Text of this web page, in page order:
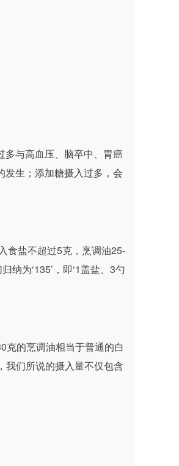
多与高血压、脑卒中、胃癌
生；添加糖摄入过多，会
食盐不超过5克，烹调油25-
纳为‘135’，即‘1盖盐、3勺
克的烹调油相当于普通的白
我们所说的摄入量不仅包含